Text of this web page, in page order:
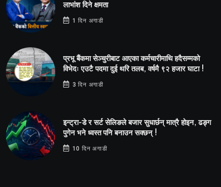
लाभांश दिने क्षमता
1 दिन अगाडी
प्रभू बैंकमा सेञ्चुरीबाट आएका कर्मचारीमाथि हदैसम्मको
विभेदः एउटै पदमा दुई थरि तलब, वर्षमै ९२ हजार घाटा !
3 दिन अगाडी
इन्ट्रा-डे र सर्ट सेलिङले बजार सुधार्छन् मात्रै होइन, ढङ्ग
पुगेन भने ध्वस्त पनि बनाउन सक्छन् !
10 दिन अगाडी